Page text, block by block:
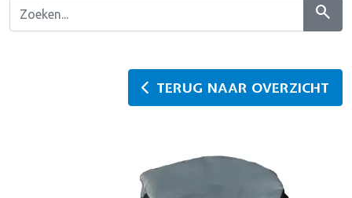
search
TERUG NAAR OVERZICHT